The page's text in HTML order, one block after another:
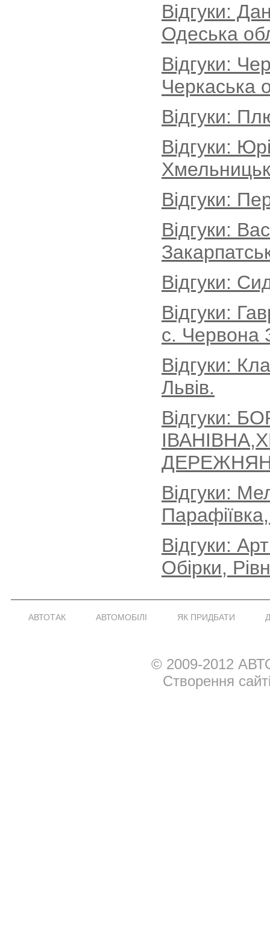
Відгуки:
Одеська
Відгуки:
Черкаська
Відгуки:
Відгуки:
Відгуки:
Відгуки:
Відгуки:
Відгуки:
с. Червона
Відгуки:
Львів.
Відгуки:
Відгуки:
Відгуки:
Обірки,
АВТОТАК АВТОМОБІЛІ ЯК ПРИДБАТИ
© 2009-2012
Створення